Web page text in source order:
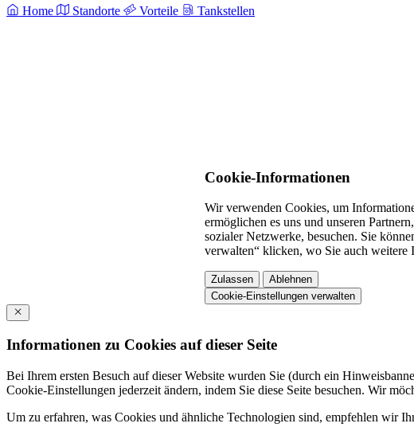
Home Standorte Vorteile Tankstellen
Cookie-Informationen
Wir verwenden Cookies, um
ermöglichen es uns und unseren
sozialer Netzwerke, besuchen. Sie
verwalten“ klicken, wo Sie auch weitere
Zulassen
Ablehnen
Cookie-Einstellungen verwalten
Informationen zu Cookies auf dieser Seite
Bei Ihrem ersten Besuch auf dieser Website wurden Sie (durch ein
Cookie-Einstellungen jederzeit ändern, indem Sie diese Seite besuchen. Wir
Um zu erfahren, was Cookies und ähnliche Technologien sind, empfehlen wir